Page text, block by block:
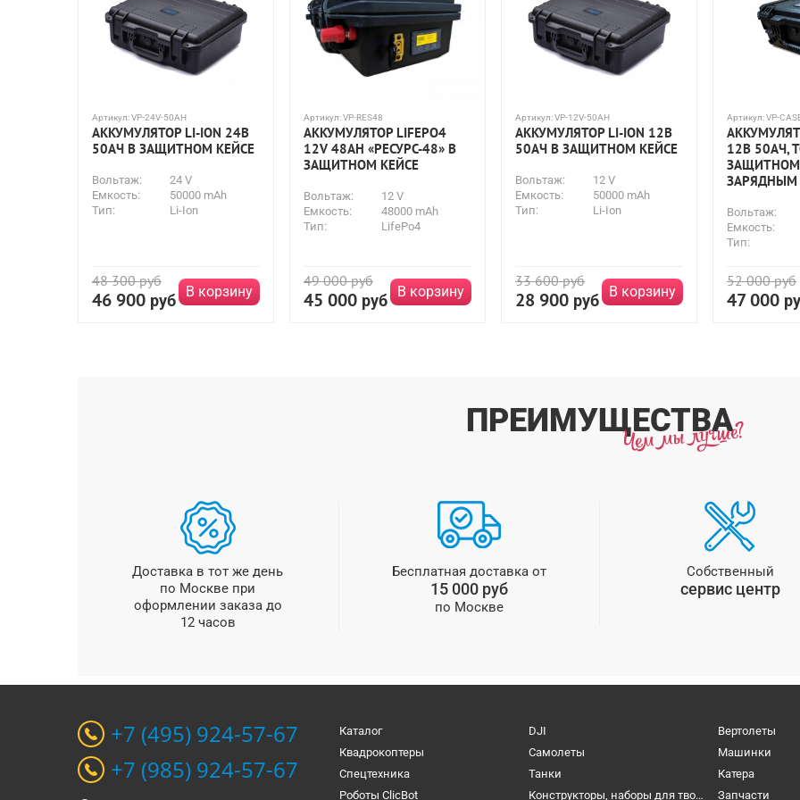
Артикул:VP-24V-50AH
АККУМУЛЯТОР LI-ION 24В
50АЧ В ЗАЩИТНОМ КЕЙСЕ
Вольтаж:
24 V
Емкость:
50000 mAh
Тип:
Li-Ion
48 300руб
46 900 руб В корзину
Артикул:VP-RES48
АККУМУЛЯТОР LIFEРO4
12V 48AH «РЕСУРС-48» В
ЗАЩИТНОМ КЕЙСЕ
Вольтаж:
12 V
Емкость:
48000 mAh
Тип:
LifeРo4
49 000руб
45 000 руб В корзину
Артикул:VP-12V-50AH
АККУМУЛЯТОР LI-ION 12В
50АЧ В ЗАЩИТНОМ КЕЙСЕ
Вольтаж:
12 V
Емкость:
50000 mAh
Тип:
Li-Ion
33 600руб
28 900 руб В корзину
Артикул:VP-
12В 50АЧ,
ЗАЩИТНОМ
ЗАРЯДНЫМ
Вольтаж:
Емкость:
Тип:
52 000руб
47 000
ПРЕИМУЩЕСТВА
Доставка в тот же день
по Москве при
оформлении заказа до
12 часов
Бесплатная доставка от
15 000 руб
по Москве
Собственный
сервис центр
+7 (495) 924-57-67
+7 (985) 924-57-67
Каталог DJI
Вертолеты
Квадрокоптеры
Самолеты
Машинки
Спецтехника
Танки
Катера
Роботы ClicBot
Конструкторы, наборы для творчества и настольные игры Запчасти